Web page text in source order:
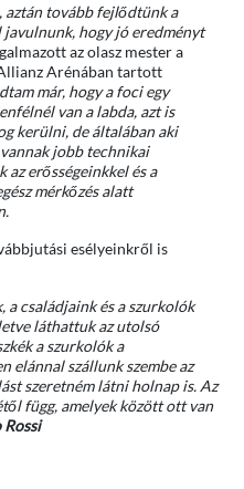
tovább fejlődtünk a
hogy jó eredményt
az olasz mester a
Arénában tartott
már, hogy a foci egy
van a labda, azt is
kerülni, de általában aki
jobb technikai
az erősségeinkkel és a
mérkőzés alatt
esélyeinkről is
a családjaink és a szurkolók
láthattuk az utolsó
a szurkolók a
elánnal szállunk szembe az
szeretném látni holnap is. Az
függ, amelyek között ott van